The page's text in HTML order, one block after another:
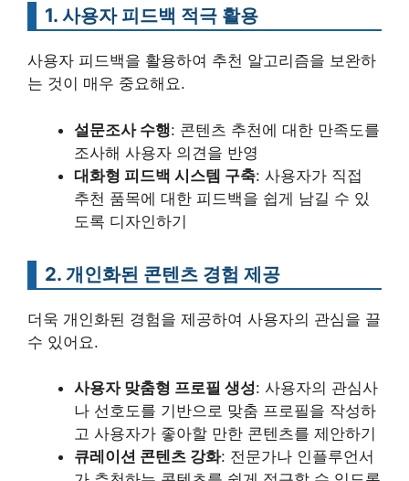
1. 사용자 피드백 적극 활용
사용자 피드백을 활용하여 추천 알고리즘을 보완하
는 것이 매우 중요해요.
설문조사 수행: 콘텐츠 추천에 대한 만족도를
조사해 사용자 의견을 반영
대화형 피드백 시스템 구축: 사용자가 직접
추천 품목에 대한 피드백을 쉽게 남길 수 있
도록 디자인하기
2. 개인화된 콘텐츠 경험 제공
더욱 개인화된 경험을 제공하여 사용자의 관심을 끌
수 있어요.
사용자 맞춤형 프로필 생성: 사용자의 관심사
나 선호도를 기반으로 맞춤 프로필을 작성하
고 사용자가 좋아할 만한 콘텐츠를 제안하기
큐레이션 콘텐츠 강화: 전문가나 인플루언서